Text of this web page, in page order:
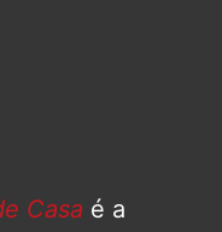
Casa é a